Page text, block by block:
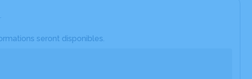
seront disponibles.